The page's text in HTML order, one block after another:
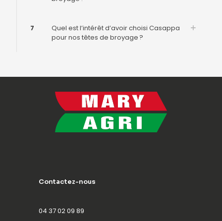
7
Quel est l’intérêt d’avoir choisi Casappa
pour nos têtes de broyage ?
Contactez-nous
04 37 02 09 89